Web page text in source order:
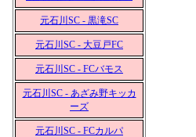
元石川SC - 黒滝SC
元石川SC - 大豆戸FC
元石川SC - FCバモス
元石川SC - あざみ野キッカ
ーズ
元石川SC - FCカルパ